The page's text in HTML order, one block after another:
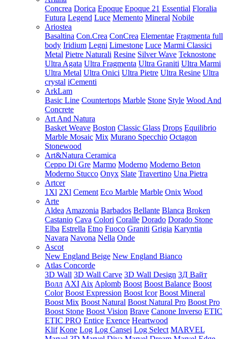
Concrea Dorica Epoque Epoque 21 Essential Floralia
Futura Legend Luce Memento Mineral Nobile
Ariostea
Basaltina Con.Crea ConCrea Elementae Fragmenta full
body Iridium Legni Limestone Luce Marmi Classici
Metal Pietre Naturali Resine Silver Wave Teknostone
Ultra Agata Ultra Fragmenta Ultra Graniti Ultra Marmi
Ultra Metal Ultra Onici Ultra Pietre Ultra Resine Ultra
crystal iCementi
ArkLam
Basic Line Countertops Marble Stone Style Wood And
Concrete
Art And Natura
Basket Weave Boston Classic Glass Drops Equilibrio
Marble Mosaic Mix Murano Specchio Octagon
Stonewood
Art&Natura Ceramica
Ceppo Di Gre Marmo Moderno Moderno Beton
Moderno Stucco Onyx Slate Travertino Una Pietra
Artcer
1Xl 2Xl Cement Eco Marble Marble Onix Wood
Arte
Aldea Amazonia Barbados Bellante Blanca Broken
Castanio Cava Colori Coralle Dorado Dorado Stone
Elba Estrella Etno Fuoco Graniti Grigia Karyntia
Navara Navona Nella Onde
Ascot
New England Beige New England Bianco
Atlas Concorde
3D Wall 3D Wall Carve 3D Wall Design 3Д Вайт
Волл AXI Aix Aplomb Boost Boost Balance Boost
Color Boost Expression Boost Icor Boost Mineral
Boost Mix Boost Natural Boost Natural Pro Boost Pro
Boost Stone Boost Vision Brave Canone Inverso ETIC
ETIC PRO Entice Exence Heartwood
Klif Kone Log Log Cansei Log Select MARVEL